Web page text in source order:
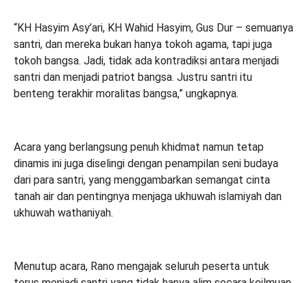
“KH Hasyim Asy’ari, KH Wahid Hasyim, Gus Dur – semuanya
santri, dan mereka bukan hanya tokoh agama, tapi juga
tokoh bangsa. Jadi, tidak ada kontradiksi antara menjadi
santri dan menjadi patriot bangsa. Justru santri itu
benteng terakhir moralitas bangsa,” ungkapnya.
Acara yang berlangsung penuh khidmat namun tetap
dinamis ini juga diselingi dengan penampilan seni budaya
dari para santri, yang menggambarkan semangat cinta
tanah air dan pentingnya menjaga ukhuwah islamiyah dan
ukhuwah wathaniyah.
Menutup acara, Rano mengajak seluruh peserta untuk